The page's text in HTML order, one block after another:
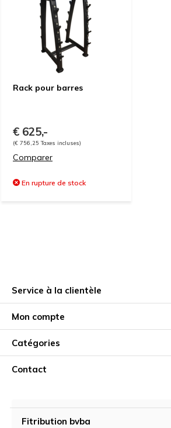
Rack pour barres
€ 625,-
(€ 756,25 Taxes incluses)
Comparer
En rupture de stock
Service à la clientèle
Mon compte
Catégories
Contact
Fitribution bvba